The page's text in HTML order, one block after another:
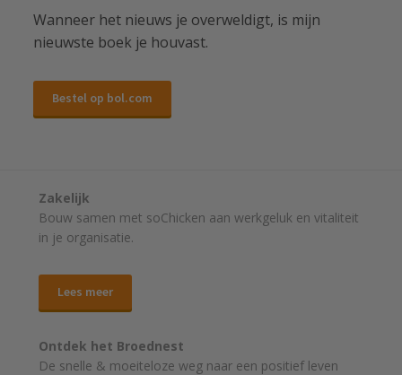
Wanneer het nieuws je overweldigt, is mijn
nieuwste boek je houvast.
Bestel op bol.com
Zakelijk
Bouw samen met soChicken aan werkgeluk en vitaliteit
in je organisatie.
Lees meer
Ontdek het Broednest
De snelle & moeiteloze weg naar een positief leven